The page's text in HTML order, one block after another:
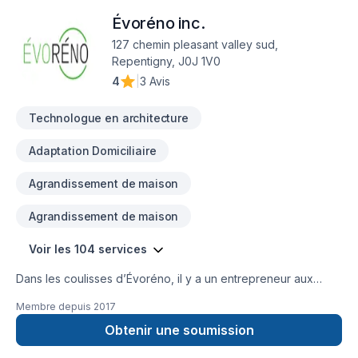
Solutions Santé Sécurité, ACQ, APCHQ Certifié, Office de la
protection du consommateur. Nous vous invitons à visiter
notre site web et nos autres réseaux sociaux pour en
apprendre plus sur nous et voir plus de nos projets!
Évoréno inc.
127 chemin pleasant valley sud,
Repentigny, J0J 1V0
4
3 Avis
Technologue en architecture
Adaptation Domiciliaire
Agrandissement de maison
Agrandissement de maison
Voir les 104 services
Dans les coulisses d’Évoréno, il y a un entrepreneur aux
et à l’innovation. Sa fibre entrepreneuriale, son bagage
d’expériences, et sa tendance à sortir des chantiers battus,
se reflètent dans l’unicité des travaux réalisées par Évoréno.
Membre depuis 2017
Obtenir une soumission